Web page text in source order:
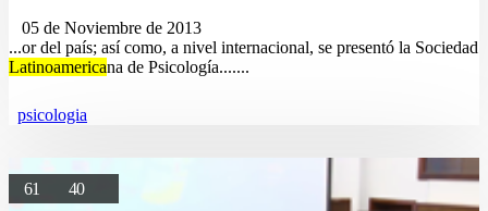
05 de Noviembre de 2013
...or del país; así como, a nivel internacional, se presentó la Sociedad
Latinoamericana de Psicología.......
psicologia
61 40